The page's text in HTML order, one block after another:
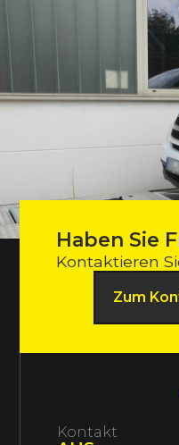
Haben Sie
Kontaktieren
Zum
Kontakt